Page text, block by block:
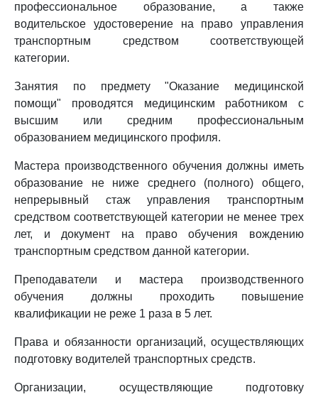
профессиональное образование, а также
водительское удостоверение на право управления
транспортным средством соответствующей
категории.
Занятия по предмету "Оказание медицинской
помощи" проводятся медицинским работником с
высшим или средним профессиональным
образованием медицинского профиля.
Мастера производственного обучения должны иметь
образование не ниже среднего (полного) общего,
непрерывный стаж управления транспортным
средством соответствующей категории не менее трех
лет, и документ на право обучения вождению
транспортным средством данной категории.
Преподаватели и мастера производственного
обучения должны проходить повышение
квалификации не реже 1 раза в 5 лет.
Права и обязанности организаций, осуществляющих
подготовку водителей транспортных средств.
Организации, осуществляющие подготовку